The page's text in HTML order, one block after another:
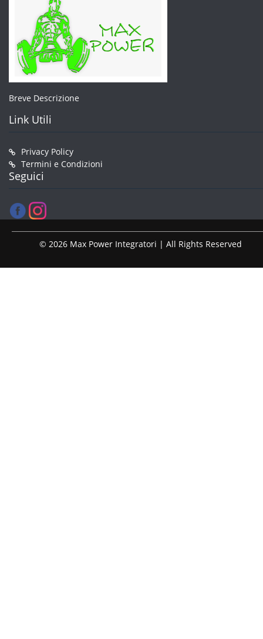
Breve Descrizione
Link Utili
Privacy Policy
Termini e Condizioni
Seguici
© 2026 Max Power Integratori | All Rights Reserved